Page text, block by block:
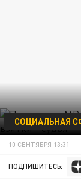
СОЦИАЛЬНАЯ
10 СЕНТЯБРЯ 13:31
ПОДПИШИТЕСЬ: